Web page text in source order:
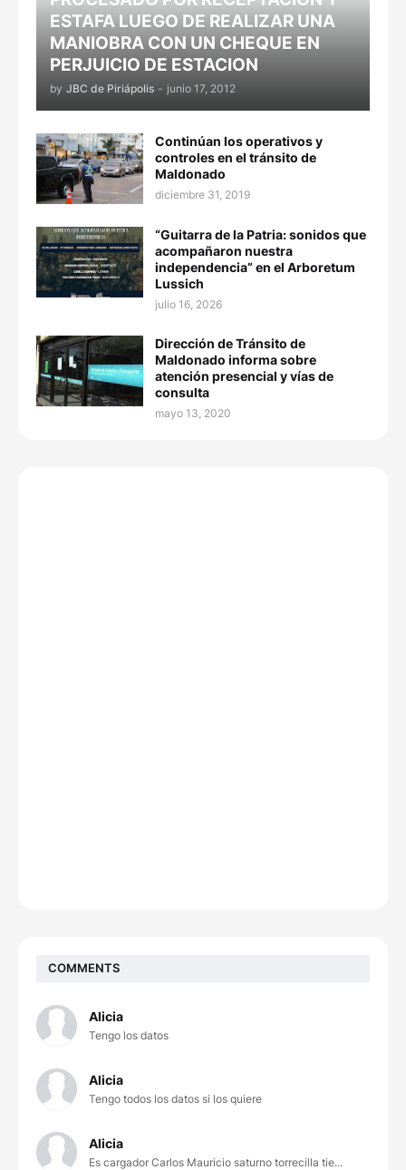
ESTAFA LUEGO DE REALIZAR UNA
MANIOBRA CON UN CHEQUE EN
PERJUICIO DE ESTACION
by JBC de Piriápolis - junio 17, 2012
Continúan los operativos y
controles en el tránsito de
Maldonado
diciembre 31, 2019
“Guitarra de la Patria: sonidos que
acompañaron nuestra
independencia” en el Arboretum
Lussich
julio 16, 2026
Dirección de Tránsito de
Maldonado informa sobre
atención presencial y vías de
consulta
mayo 13, 2020
COMMENTS
Alicia
Tengo los datos
Alicia
Tengo todos los datos si los quiere
Alicia
Es cargador Carlos Mauricio saturno torrecilla tie...